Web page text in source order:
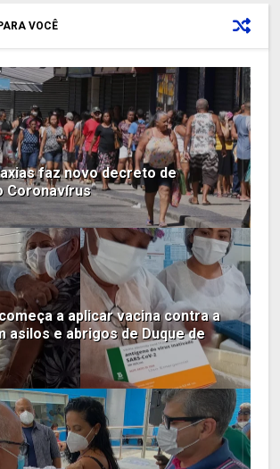
VOCÊ
faz novo decreto de
Coronavírus
a aplicar vacina contra a
asilos e abrigos de Duque de